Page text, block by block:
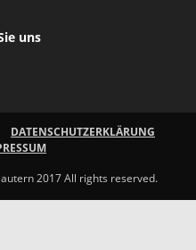
uns
DATENSCHUTZERKLÄRUNG
2017 All rights reserved.